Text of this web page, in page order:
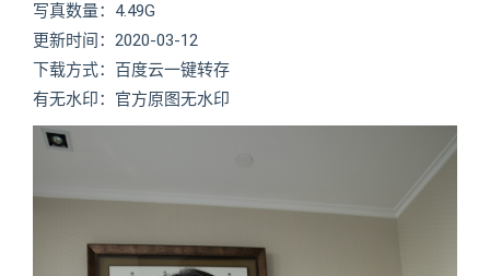
写真数量：4.49G
更新时间：2020-03-12
下载方式：百度云一键转存
有无水印：官方原图无水印